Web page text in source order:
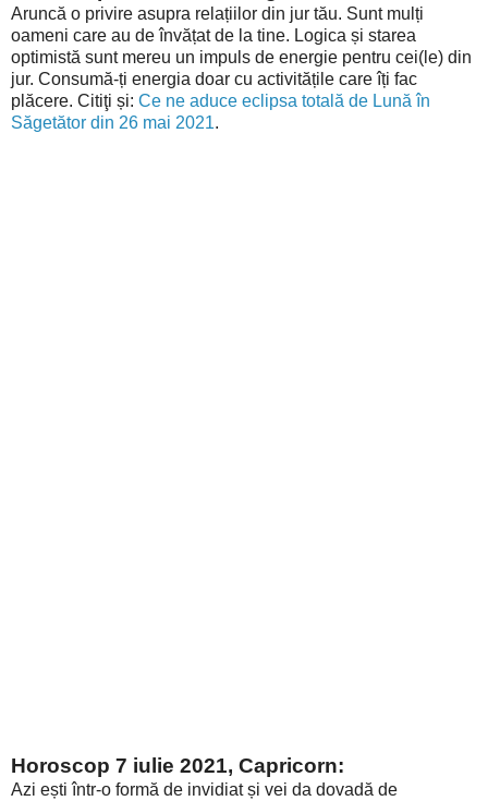
Aruncă o privire asupra relațiilor din jur tău. Sunt mulți
oameni care au de învățat de la tine. Logica și starea
optimistă sunt mereu un impuls de energie pentru cei(le) din
jur. Consumă-ți energia doar cu activitățile care îți fac
plăcere. Citiţi și: Ce ne aduce eclipsa totală de Lună în
Săgetător din 26 mai 2021.
Horoscop 7 iulie 2021, Capricorn:
Azi ești într-o formă de invidiat și vei da dovadă de